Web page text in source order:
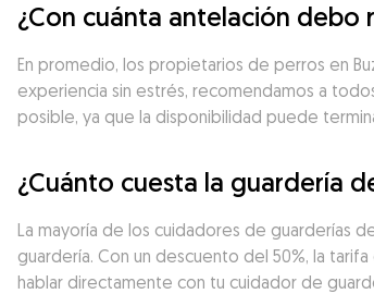
¿Con cuánta antelación debo
En promedio, los propietarios de perros en
experiencia sin estrés, recomendamos a
posible, ya que la disponibilidad puede
¿Cuánto cuesta la guardería
La mayoría de los cuidadores de guarderías
guardería. Con un descuento del 50%, la
hablar directamente con tu cuidador de